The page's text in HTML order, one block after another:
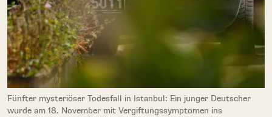
Fünfter mysteriöser Todesfall in Istanbul: Ein junger Deutscher
wurde am 18. November mit Vergiftungssymptomen ins